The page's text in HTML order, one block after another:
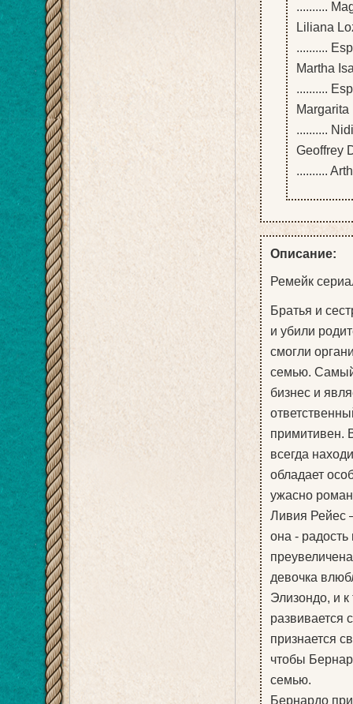
..........
Liliana
..........
Martha
..........
..........
Geoffrey
..........
Описание:
Ремейк
Братья и
и убили
смогли
семью. Самый
бизнес и
примитивен.
всегда
обладает
ужасно
Ливия Рейес
она - радость
девочка
Элизондо, и
развивается
признается
чтобы
семью.
Бернардо